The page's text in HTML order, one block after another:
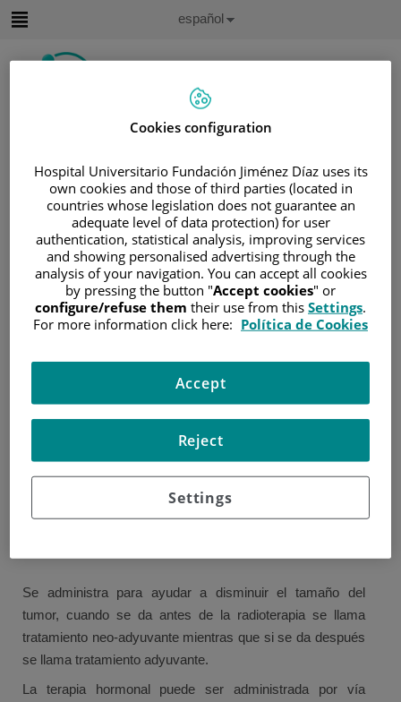
Buscar
Selector
de
idioma
Idioma
Español
Inicio/ÁREA DEL PACIENTE
SOBRE EL CÁNCER
/INFORMACIÓN Y SOPORTE AL PACIENTE
/TIPOS DE CÁNCER
ÁREA DE CÁNCER UROGENITAL
/PRÓSTATA/TRATAMIENTO
Terapia hormonal
La terapia hormonal se suele dar a hombres con el tumor
de próstata localizado cuando:
No son candidatos a radioterapia o cirugía
Cuando están con radioterapia
Se administra para ayudar a disminuir el tamaño del
tumor, cuando se da antes de la radioterapia se llama
tratamiento neo-adyuvante mientras que si se da después
se llama tratamiento adyuvante.
La terapia hormonal puede ser administrada por vía
Cookies configuration
Hospital Universitario Fundación Jiménez Díaz uses its
own cookies and those of third parties (located in
countries whose legislation does not guarantee an
adequate level of data protection) for user
authentication, statistical analysis, improving services
and showing personalised advertising through the
analysis of your navigation. You can accept all cookies
by pressing the button "Accept cookies" or
configure/refuse them their use from this Settings.
For more information click here: Política de Cookies
Settings
Reject
Accept